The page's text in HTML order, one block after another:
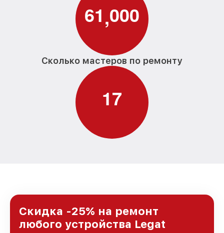
61,000
Сколько мастеров по ремонту
17
Скидка -25% на ремонт
любого устройства Legat